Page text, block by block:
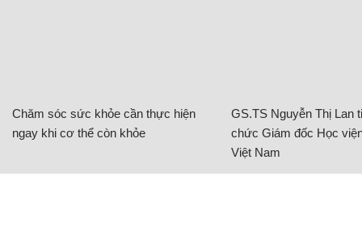
Chăm sóc sức khỏe cần thực hiện
ngay khi cơ thể còn khỏe
GS.TS Nguyễn Thị Lan
chức Giám đốc Học
Việt Nam